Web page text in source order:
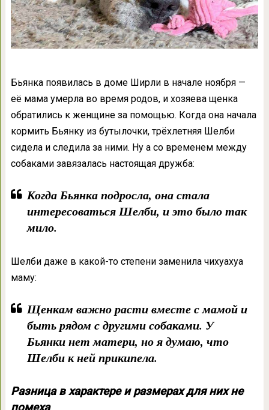
Бьянка появилась в доме Ширли в начале ноября —
её мама умерла во время родов, и хозяева щенка
обратились к женщине за помощью. Когда она начала
кормить Бьянку из бутылочки, трёхлетняя Шелби
сидела и следила за ними. Ну а со временем между
собаками завязалась настоящая дружба:
Когда Бьянка подросла, она стала
интересоваться Шелби, и это было так
мило.
Шелби даже в какой-то степени заменила чихуахуа
маму:
Щенкам важно расти вместе с мамой и
быть рядом с другими собаками. У
Бьянки нет матери, но я думаю, что
Шелби к ней прикипела.
Разница в характере и размерах для них не